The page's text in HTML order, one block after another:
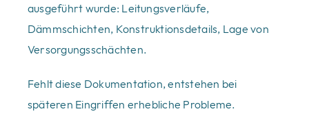
ausgeführt wurde: Leitungsverläufe,
Dämmschichten, Konstruktionsdetails, Lage von
Versorgungsschächten.
Fehlt diese Dokumentation, entstehen bei
späteren Eingriffen erhebliche Probleme.